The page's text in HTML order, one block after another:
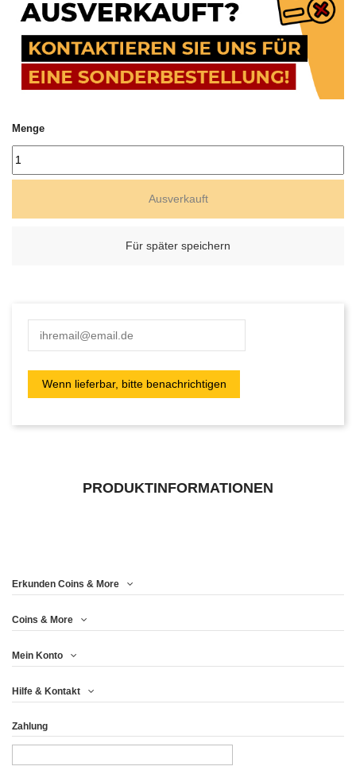
Menge
Ausverkauft
Für später speichern
PRODUKTINFORMATIONEN
Erkunden Coins & More
Coins & More
Mein Konto
Hilfe & Kontakt
Zahlung